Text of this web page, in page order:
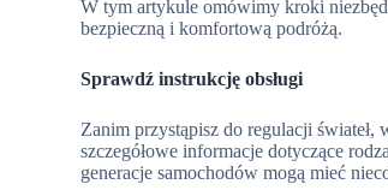
W tym artykule omówimy kroki
bezpieczną i komfortową podróżą.
Sprawdź instrukcję obsługi
Zanim przystąpisz do regulacji świateł,
szczegółowe informacje dotyczące
generacje samochodów mogą mieć